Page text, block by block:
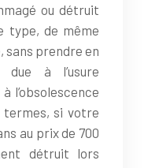
ou détruit
type, de même
sans prendre en
à l’usure
l’obsolescence
termes, si votre
au prix de 700
détruit lors